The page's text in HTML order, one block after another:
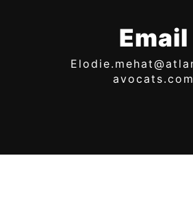
Email
elodie.mehat@atlantique-
avocats.com